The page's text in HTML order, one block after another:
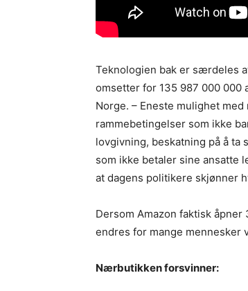
Teknologien bak er særdeles
omsetter for 135 987 000 000
Norge. – Eneste mulighet
rammebetingelser som ikke
lovgivning, beskatning på å ta
som ikke betaler sine ansatte
at dagens politikere skjønner
Dersom Amazon faktisk
endres for mange mennesker
Nærbutikken forsvinner: